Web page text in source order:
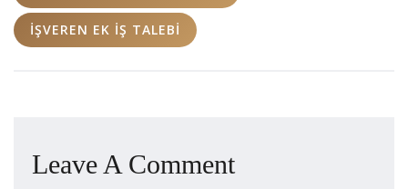
IŞVEREN EK IŞ TALEBI
Leave A Comment